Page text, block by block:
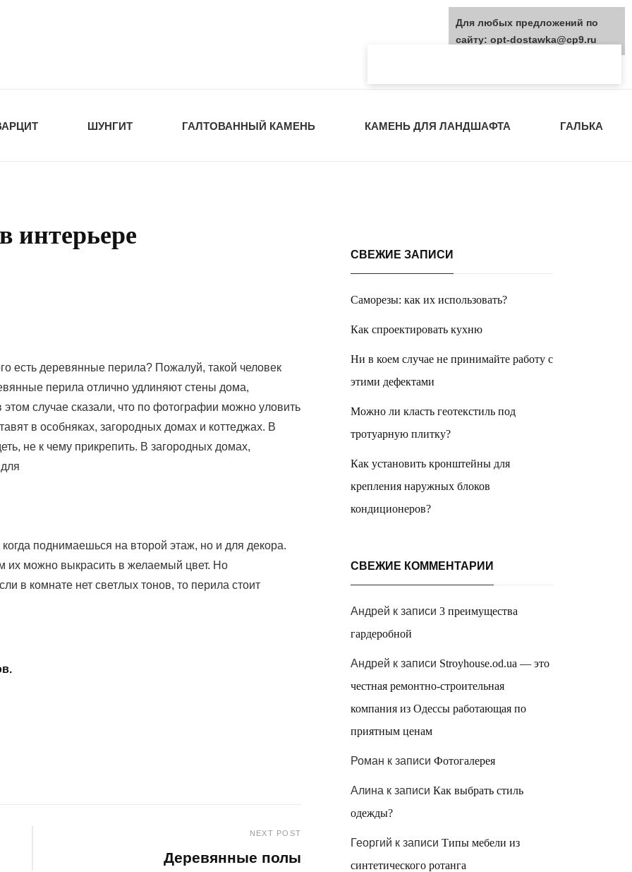
ШУНГИТ ГАЛТОВАННЫЙ КАМЕНЬ КАМЕНЬ ДЛЯ ЛАНДШАФТА ГАЛЬКА
интерьере
есть деревянные перила? Пожалуй, такой человек
перила отлично удлиняют стены дома,
случае сказали, что по фотографии можно уловить
в особняках, загородных домах и коттеджах. В
не к чему прикрепить. В загородных домах,
поднимаешься на второй этаж, но и для декора.
можно выкрасить в желаемый цвет. Но
в комнате нет светлых тонов, то перила стоит
NEXT POST
Деревянные полы
СВЕЖИЕ ЗАПИСИ
Саморезы: как их использовать?
Как спроектировать кухню
Ни в коем случае не принимайте работу с
этими дефектами
Можно ли класть геотекстиль под
тротуарную плитку?
Как установить кронштейны для
крепления наружных блоков
кондиционеров?
СВЕЖИЕ КОММЕНТАРИИ
Андрей к записи 3 преимущества
гардеробной
Андрей к записи Stroyhouse.od.ua — это
честная ремонтно-строительная
компания из Одессы работающая по
приятным ценам
Роман к записи Фотогалерея
Алина к записи Как выбрать стиль
одежды?
Георгий к записи Типы мебели из
синтетического ротанга
Для любых предложений по
сайту: opt-dostawka@cp9.ru